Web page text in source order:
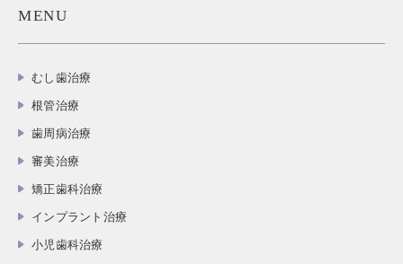
MENU
むし歯治療
根管治療
歯周病治療
審美治療
矯正歯科治療
インプラント治療
小児歯科治療